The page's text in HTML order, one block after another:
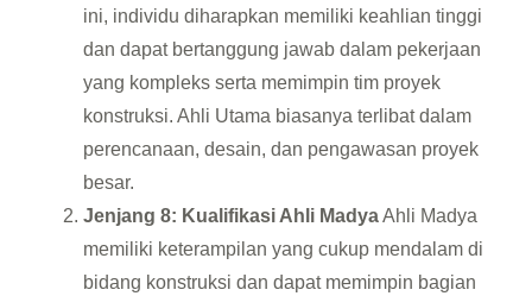
ini, individu diharapkan memiliki keahlian tinggi
dan dapat bertanggung jawab dalam pekerjaan
yang kompleks serta memimpin tim proyek
konstruksi. Ahli Utama biasanya terlibat dalam
perencanaan, desain, dan pengawasan proyek
besar.
Jenjang 8: Kualifikasi Ahli MadyaAhli Madya
memiliki keterampilan yang cukup mendalam di
bidang konstruksi dan dapat memimpin bagian